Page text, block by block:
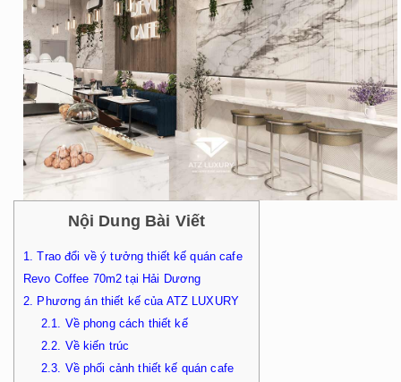
Nội Dung Bài Viết
1.
Trao đổi về ý tưởng thiết kế quán cafe
Revo Coffee 70m2 tại Hải Dương
2. Phương án thiết kế của ATZ LUXURY
2.1.
Về phong cách thiết kế
2.2. Về kiến trúc
2.3. Về phối cảnh thiết kế quán cafe